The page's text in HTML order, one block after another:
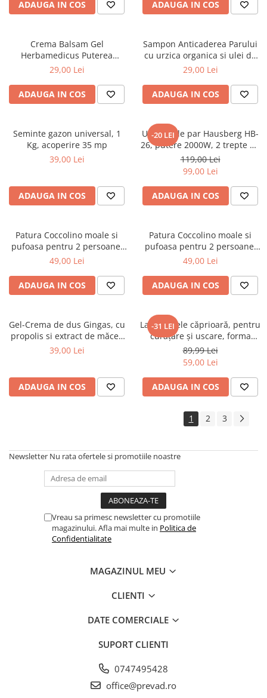
ADAUGA IN COS ADAUGA IN COS
Crema Balsam Gel
Herbamedicus Puterea
Ursului 250ml
29,00 Lei
ADAUGA IN COS
Sampon Anticaderea Parului
cu urzica organica si ulei de
ricin, 400 ml
29,00 Lei
ADAUGA IN COS
Seminte gazon universal, 1
Kg, acoperire 35 mp
39,00 Lei
ADAUGA IN COS
-20 LEI
Uscator de par Hausberg HB-
26, putere 2000W, 2 trepte de
viteza
119,00 Lei
99,00 Lei
ADAUGA IN COS
Patura Coccolino moale si
pufoasa pentru 2 persoane,
200X230 cm, Fluturi si Pietre
49,00 Lei
ADAUGA IN COS
Patura Coccolino moale si
pufoasa pentru 2 persoane,
200X230 cm, Valuri Waves
49,00 Lei
ADAUGA IN COS
Gel-Crema de dus Gingas, cu
propolis si extract de măceș
organic, 1000 ml
39,00 Lei
ADAUGA IN COS
-31 LEI
Lavetă piele căprioară, pentru
curăţare şi uscare, forma
neregulată 38*30
89,99 Lei
59,00 Lei
ADAUGA IN COS
1 2 3
Newsletter Nu rata ofertele si promotiile noastre
Vreau sa primesc newsletter cu promotiile
magazinului. Afla mai multe in Politica de
Confidentialitate
MAGAZINUL MEU
CLIENTI
DATE COMERCIALE
SUPORT CLIENTI
0747495428
office@prevad.ro